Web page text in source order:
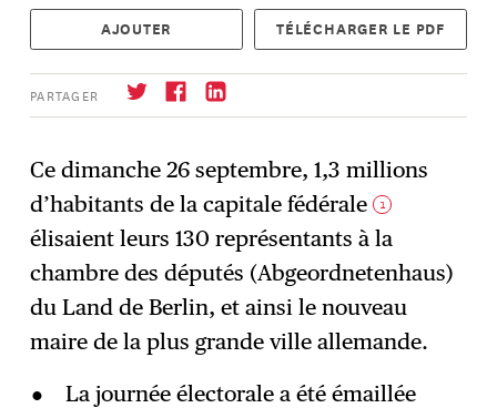
AJOUTER TÉLÉCHARGER LE PDF
PARTAGER
→ S'abonner
Ce dimanche 26 septembre, 1,3 millions
d’habitants de la capitale fédérale 1
élisaient leurs 130 représentants à la
chambre des députés (Abgeordnetenhaus)
du Land de Berlin, et ainsi le nouveau
maire de la plus grande ville allemande.
La journée électorale a été émaillée